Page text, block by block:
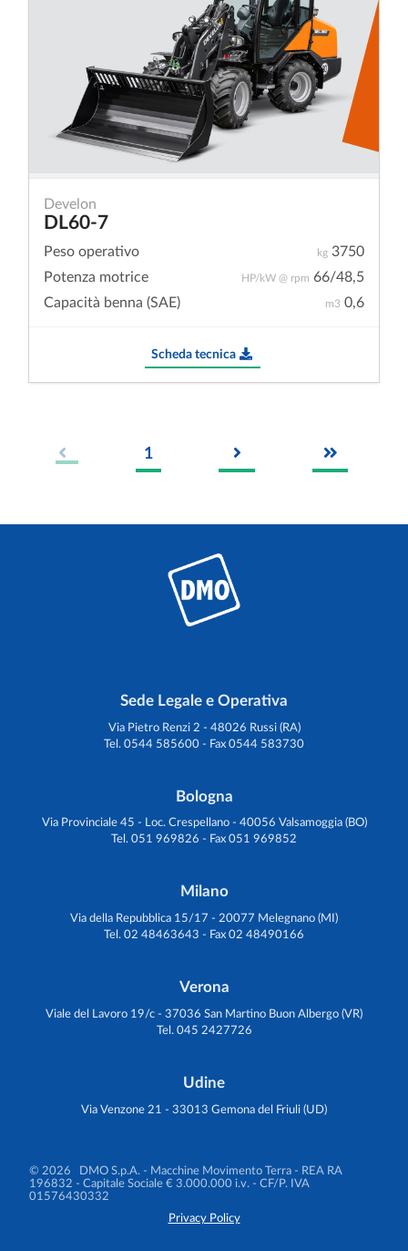
Develon
DL60-7
kg 3750
Peso operativo
HP/kW @ rpm 66/48,5
Potenza motrice
m3 0,6
Capacità benna (SAE)
Scheda tecnica
1
Sede Legale e Operativa
Via Pietro Renzi 2 - 48026 Russi (RA)
Tel. 0544 585600 - Fax 0544 583730
Bologna
Via Provinciale 45 - Loc. Crespellano - 40056 Valsamoggia (BO)
Tel. 051 969826 - Fax 051 969852
Milano
Via della Repubblica 15/17 - 20077 Melegnano (MI)
Tel. 02 48463643 - Fax 02 48490166
Verona
Viale del Lavoro 19/c - 37036 San Martino Buon Albergo (VR)
Tel. 045 2427726
Udine
Via Venzone 21 - 33013 Gemona del Friuli (UD)
© 2026 DMO S.p.A. - Macchine Movimento Terra - REA RA
196832 - Capitale Sociale € 3.000.000 i.v. - CF/P. IVA
01576430332
Privacy Policy